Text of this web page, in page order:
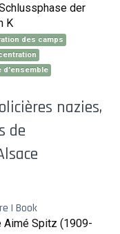
der
K
des camps
d'ensemble
nazies,
de
| Book
Aimé Spitz (1909-